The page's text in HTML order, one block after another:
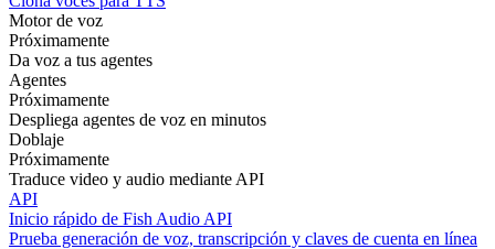
Motor de voz
Próximamente
Da voz a tus agentes
Agentes
Próximamente
Despliega agentes de voz en minutos
Doblaje
Próximamente
Traduce video y audio mediante API
API
Inicio rápido de Fish Audio API
Prueba generación de voz, transcripción y claves de cuenta en línea